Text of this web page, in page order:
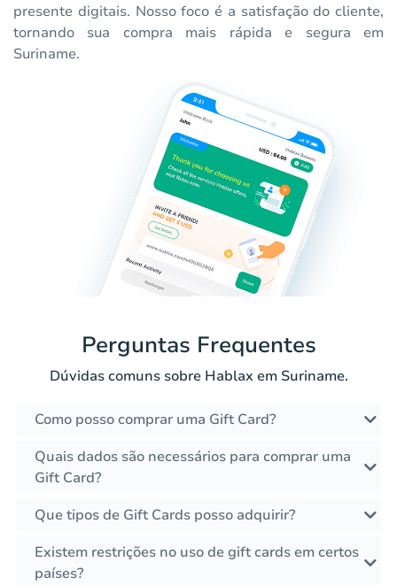
presente digitais. Nosso foco é a satisfação do cliente,
tornando sua compra mais rápida e segura em
Suriname.
Perguntas Frequentes
Dúvidas comuns sobre Hablax em Suriname.
Como posso comprar uma Gift Card?
Quais dados são necessários para comprar uma
Gift Card?
Que tipos de Gift Cards posso adquirir?
Existem restrições no uso de gift cards em certos
países?